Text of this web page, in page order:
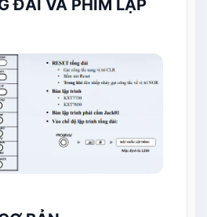
ĐÀI VÀ PHÍM LẬP